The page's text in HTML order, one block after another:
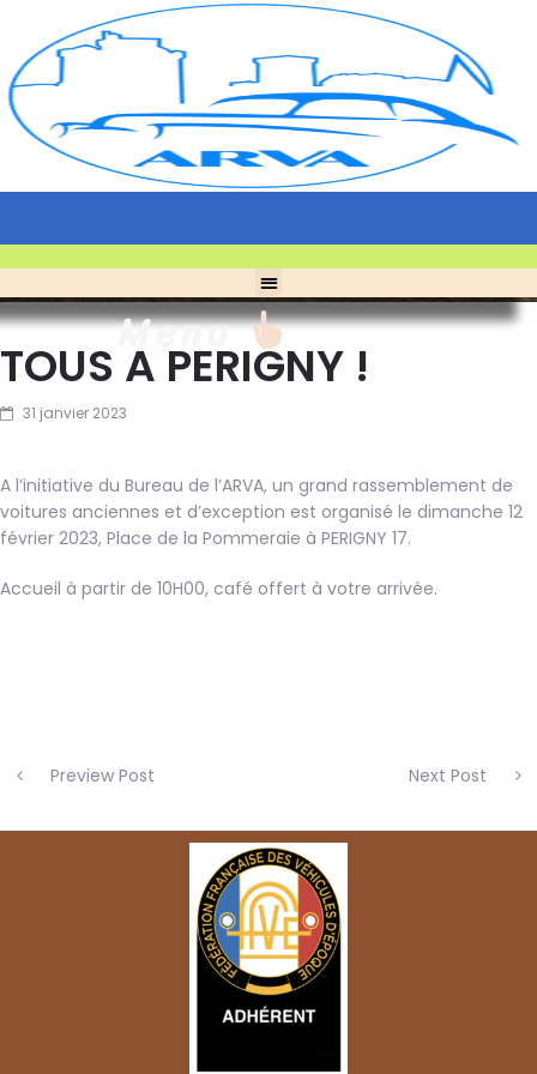
Menu
TOUS A PERIGNY !
31 janvier 2023
A l’initiative du Bureau de l’ARVA, un grand rassemblement de
voitures anciennes et d’exception est organisé le dimanche 12
février 2023, Place de la Pommeraie à PERIGNY 17.
Accueil à partir de 10H00, café offert à votre arrivée.
Preview Post Next Post